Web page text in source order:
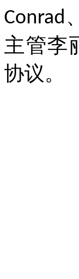
Conrad
主管李
协议。